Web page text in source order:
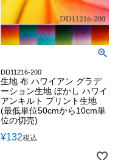
DD11216-200
生地 布 ハワイアン グラデ
ーション生地 ぼかし ハワイ
アンキルト プリント生地
(最低単位50cmから10cm単
位の切売)
¥132税込